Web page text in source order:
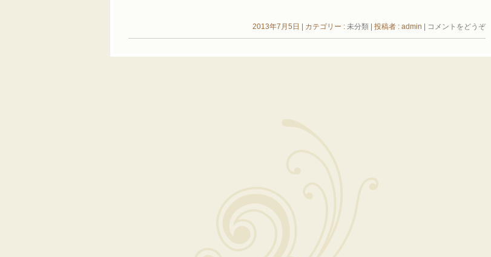
2013年7月5日 | カテゴリー : 未分類 | 投稿者 : admin | コメントをどうぞ